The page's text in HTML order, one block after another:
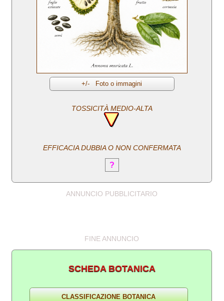
TOSSICITÀ MEDIO-ALTA
EFFICACIA DUBBIA O NON CONFERMATA
?
ANNUNCIO PUBBLICITARIO
FINE ANNUNCIO
SCHEDA BOTANICA